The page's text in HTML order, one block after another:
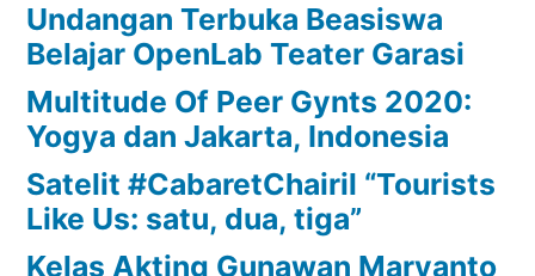
Undangan Terbuka Beasiswa
Belajar OpenLab Teater Garasi
Multitude Of Peer Gynts 2020:
Yogya dan Jakarta, Indonesia
Satelit #CabaretChairil “Tourists
Like Us: satu, dua, tiga”
Kelas Akting Gunawan Maryanto